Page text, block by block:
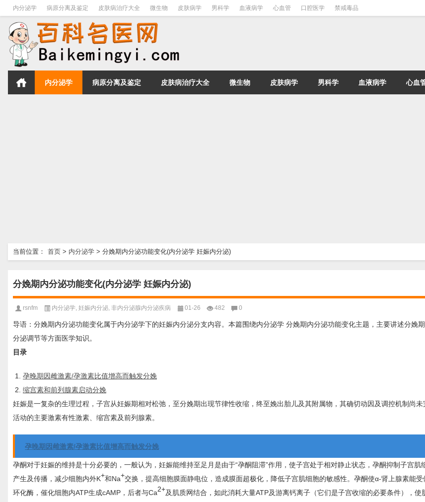
内分泌学 病原分离及鉴定 皮肤病治疗大全 微生物 皮肤病学 男科学 血液病学 心血管 口腔医学 禁戒毒品
内分泌学 病原分离及鉴定 皮肤病治疗大全 微生物 皮肤病学 男科学 血液病学 心血
当前位置： 首页 > 内分泌学 > 分娩期内分泌功能变化(内分泌学 妊娠内分泌)
分娩期内分泌功能变化(内分泌学 妊娠内分泌)
rsnfm 内分泌学, 妊娠内分泌, 非内分泌腺内分泌疾病 01-26 482 0
导语：分娩期内分泌功能变化属于内分泌学下的妊娠内分泌分支内容。本篇围绕内分泌学 分娩期内分泌功能变化主题，主要讲述分娩
分泌调节等方面医学知识。
目录
孕晚期因雌激素/孕激素比值增高而触发分娩
缩宫素和前列腺素启动分娩
妊娠是一复杂的生理过程，子宫从妊娠期相对松弛，至分娩期出现节律性收缩，终至娩出胎儿及其附属物，其确切动因及调控机制尚
活动的主要激素有性激素、缩宫素及前列腺素。
孕晚期因雌激素/孕激素比值增高而触发分娩
孕酮对于妊娠的维持是十分必要的，一般认为，妊娠能维持至足月是由于“孕酮阻滞”作用，使子宫处于相对静止状态，孕酮抑制子宫肌
产生及传播，减少细胞内外K+和Na+交换，提高细胞膜面静电位，造成膜面超极化，降低子宫肌细胞的敏感性。孕酮使α-肾上腺素能
环化酶，催化细胞内ATP生成cAMP，后者与Ca2+及肌质网结合，如此消耗大量ATP及游离钙离子（它们是子宫收缩的必要条件），使